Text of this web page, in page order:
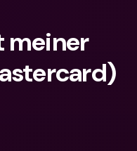
meiner